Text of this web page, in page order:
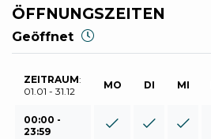
ÖFFNUNGSZEITEN
Geöffnet
ZEITRAUM:
01.01 - 31.12
MO DI MI
00:00 -
23:59